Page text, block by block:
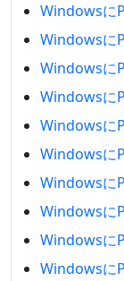
Windowsに
Windowsに
Windowsに
Windowsに
Windowsに
Windowsに
Windowsに
Windowsに
Windowsに
Windowsに